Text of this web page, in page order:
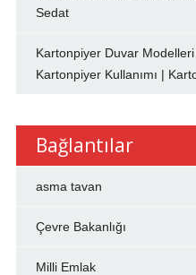
Sedat
Kartonpiyer Duvar Modelleri
Kartonpiyer Kullanımı |
Bağlantılar
asma tavan
Çevre Bakanlığı
Milli Emlak